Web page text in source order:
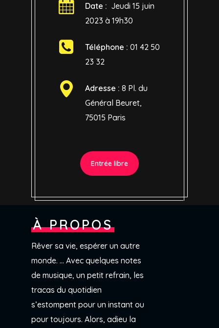
Date : Jeudi 15 juin
2023 à 19h30
Téléphone : 01 42 50
23 32
Adresse : 8 Pl. du
Général Beuret,
75015 Paris
Entrée libre
À PROPOS
Rêver sa vie, espérer un autre
monde. … Avec quelques notes
de musique, un petit refrain, les
tracas du quotidien
s’estompent pour un instant ou
pour toujours. Alors, adieu la